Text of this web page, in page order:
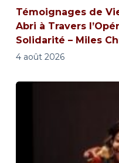
Témoignages de
Abri à Travers
Solidarité – Miles
4 août 2026